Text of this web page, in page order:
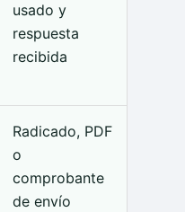
usado y
respuesta
recibida
Radicado, PDF
o
comprobante
de envío